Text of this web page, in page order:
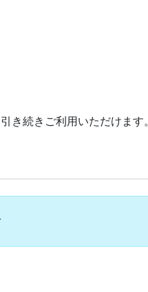
き続きご利用いただけます。